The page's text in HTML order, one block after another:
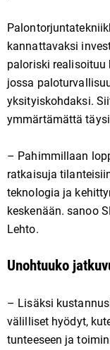
kannattavaksi
paloriski realisoituu
jossa
yksityiskohdaksi.
ymmärtämättä
– Pahimmillaan
ratkaisuja
teknologia ja
keskenään. sanoo
Lehto.
Unohtuuko
– Lisäksi
välilliset hyödyt,
tunteeseen ja